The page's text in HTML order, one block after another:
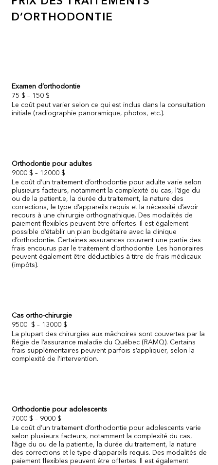
D’ORTHODONTIE
Examen d’orthodontie
75 $ – 150 $
Le coût peut varier selon ce qui est inclus dans la consultation
initiale (radiographie panoramique, photos, etc.).
Orthodontie pour adultes
9000 $ – 12000 $
Le coût d’un traitement d’orthodontie pour adulte varie selon
plusieurs facteurs, notamment la complexité du cas, l’âge du
ou de la patient.e, la durée du traitement, la nature des
corrections, le type d’appareils requis et la nécessité d’avoir
recours à une chirurgie orthognathique. Des modalités de
paiement flexibles peuvent être offertes. Il est également
possible d’établir un plan budgétaire avec la clinique
d’orthodontie. Certaines assurances couvrent une partie des
frais encourus par le traitement d’orthodontie. Les honoraires
peuvent également être déductibles à titre de frais médicaux
(impôts).
Cas ortho-chirurgie
9500 $ – 13000 $
La plupart des chirurgies aux mâchoires sont couvertes par la
Régie de l’assurance maladie du Québec (RAMQ). Certains
frais supplémentaires peuvent parfois s’appliquer, selon la
complexité de l’intervention.
Orthodontie pour adolescents
7000 $ – 9000 $
Le coût d’un traitement d’orthodontie pour adolescents varie
selon plusieurs facteurs, notamment la complexité du cas,
l’âge du ou de la patient.e, la durée du traitement, la nature
des corrections et le type d’appareils requis. Des modalités de
paiement flexibles peuvent être offertes. Il est également